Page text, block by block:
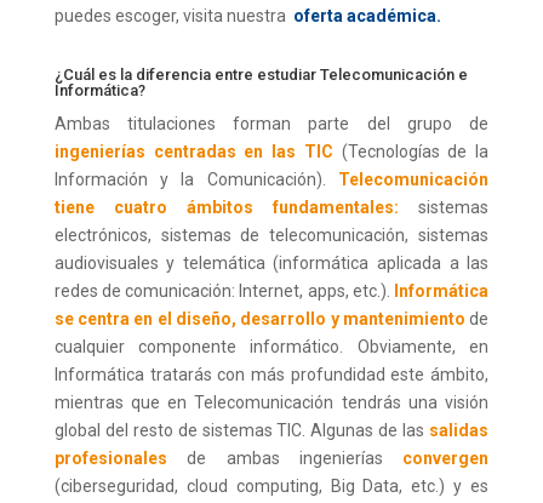
puedes escoger, visita nuestra oferta académica.
¿Cuál es la diferencia entre estudiar Telecomunicación e
Informática?
Ambas titulaciones forman parte del grupo de
ingenierías centradas en las TIC (Tecnologías de la
Información y la Comunicación). Telecomunicación
tiene cuatro ámbitos fundamentales: sistemas
electrónicos, sistemas de telecomunicación, sistemas
audiovisuales y telemática (informática aplicada a las
redes de comunicación: Internet, apps, etc.).
Informática
se centra en el diseño, desarrollo y mantenimiento de
cualquier componente informático. Obviamente, en
Informática tratarás con más profundidad este ámbito,
mientras que en Telecomunicación tendrás una visión
global del resto de sistemas TIC. Algunas de las salidas
profesionales
de ambas ingenierías convergen
(ciberseguridad, cloud computing, Big Data, etc.) y es